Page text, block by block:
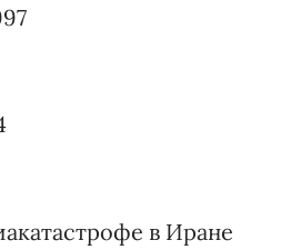
в Иране